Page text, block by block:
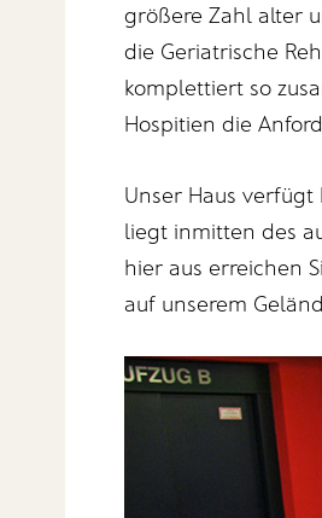
größere Zahl alter
die Geriatrische
komplettiert so
Hospitien die
Unser Haus
liegt inmitten des
hier aus erreichen
auf unserem